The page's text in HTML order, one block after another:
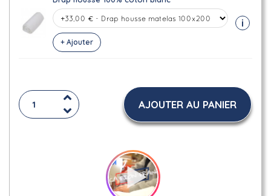
+ Ajouter
i
AJOUTER AU PANIER